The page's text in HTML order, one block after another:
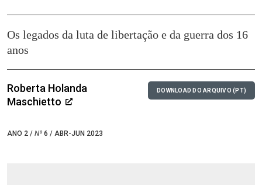
Os legados da luta de libertação e da guerra dos 16
anos
Roberta Holanda
Maschietto
ANO 2 / Nº 6 / ABR-JUN 2023
DOWNLOAD DO ARQUIVO (PT)